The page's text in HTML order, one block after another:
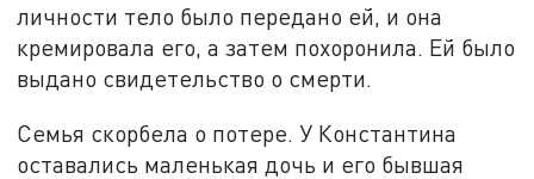
личности тело было передано ей, и она
кремировала его, а затем похоронила. Ей было
выдано свидетельство о смерти.
Семья скорбела о потере. У Константина
оставались маленькая дочь и его бывшая